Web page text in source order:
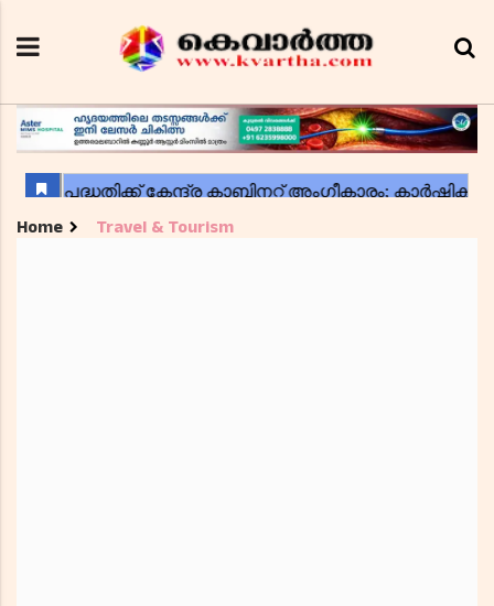
Home Travel & Tourism